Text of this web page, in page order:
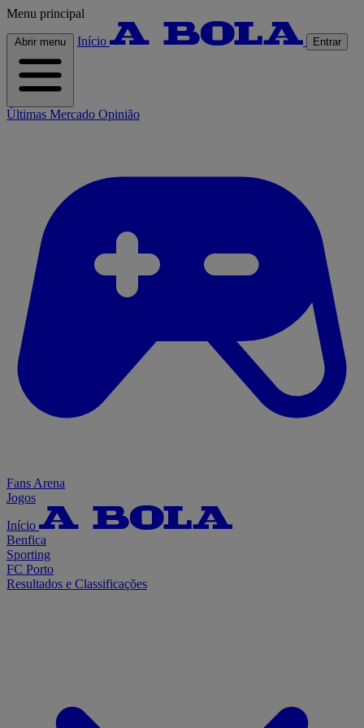
Menu principal
Abrir menu Início Entrar
Últimas Mercado Opinião
Fans Arena
Jogos
Início
Benfica
Sporting
FC Porto
Resultados e Classificações